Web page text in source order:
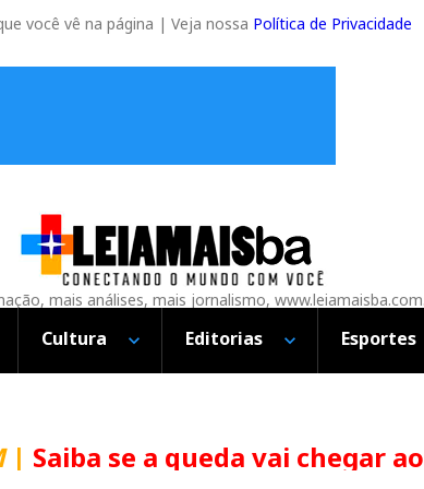
você vê na página | Veja nossa Política de Privacidade
mais análises, mais jornalismo,
Cultura Editorias Esportes
Saiba se a queda vai chegar ao